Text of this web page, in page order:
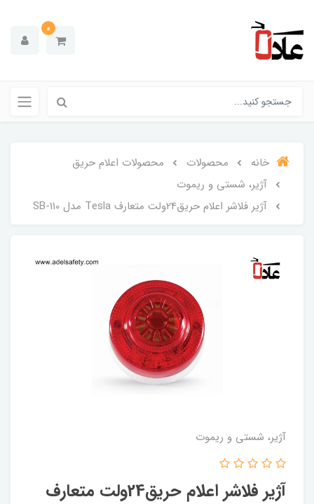
0
خانه محصولات
محصولات اعلام حریق
آژیر، شستی و ریموت
آژیر فلاشر اعلام حریق24ولت متعارف Tesla مدل SB-110
آژیر، شستی و ریموت
آژیر فلاشر اعلام حریق24ولت متعارف